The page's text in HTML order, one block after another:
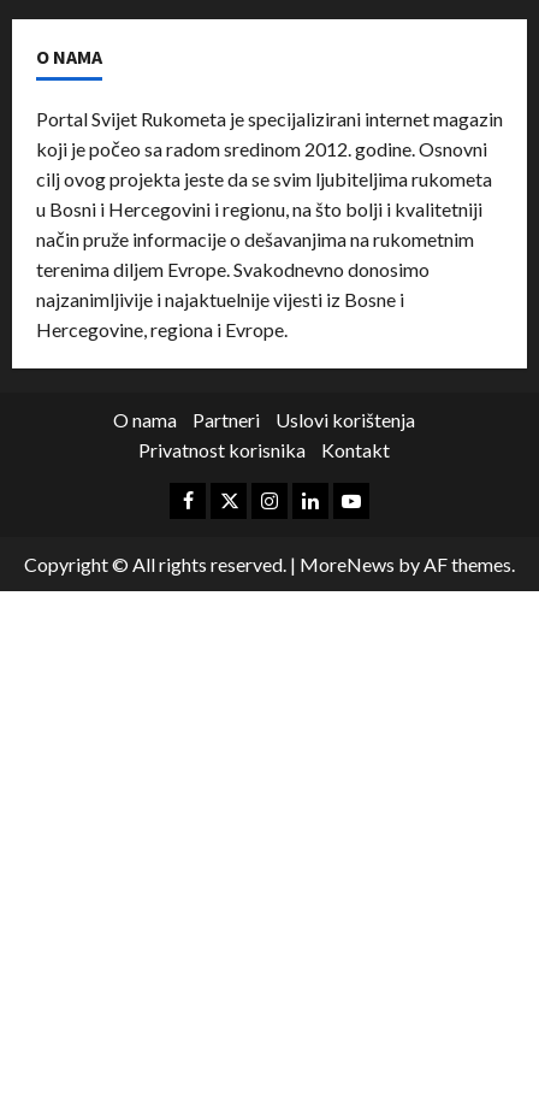
O NAMA
Portal Svijet Rukometa je specijalizirani internet magazin
koji je počeo sa radom sredinom 2012. godine. Osnovni
cilj ovog projekta jeste da se svim ljubiteljima rukometa
u Bosni i Hercegovini i regionu, na što bolji i kvalitetniji
način pruže informacije o dešavanjima na rukometnim
terenima diljem Evrope. Svakodnevno donosimo
najzanimljivije i najaktuelnije vijesti iz Bosne i
Hercegovine, regiona i Evrope.
O nama Partneri
Uslovi korištenja
Privatnost korisnika
Kontakt
Copyright © All rights reserved. | MoreNews by AF themes.